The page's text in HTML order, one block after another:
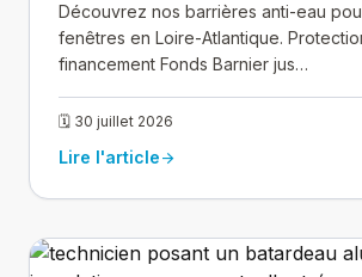
Découvrez nos barrières anti-eau
fenêtres en Loire-Atlantique.
financement Fonds Barnier jus…
🗓 30 juillet 2026
Lire l'articlearrow_forward